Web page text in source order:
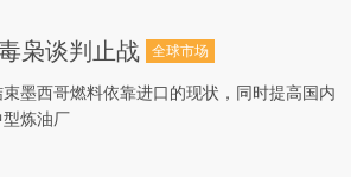
枭谈判止战 全球市场
墨西哥燃料依靠进口的现状，同时提高国内
炼油厂